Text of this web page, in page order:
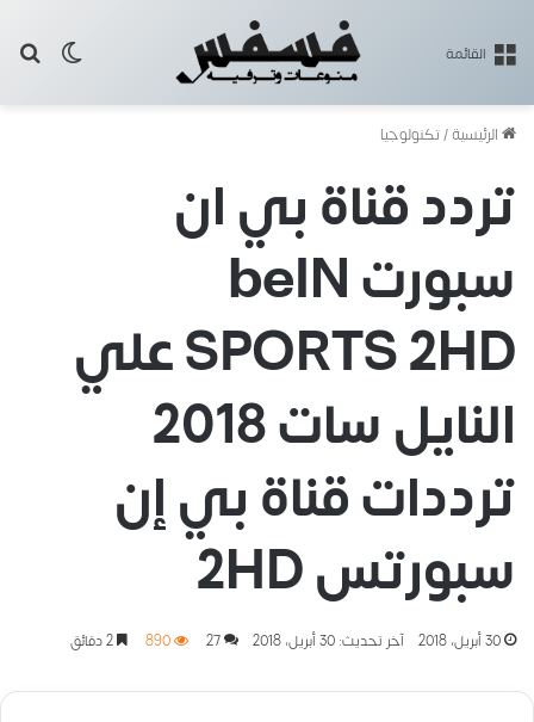
القائمة
الرئيسية/تكنولوجيا
تردد قناة بي ان
سبورت beIN
SPORTS 2HD علي
النايل سات 2018
ترددات قناة بي إن
سبورتس 2HD
30 أبريل، 2018 آخر تحديث: 30 أبريل، 2018 27
890